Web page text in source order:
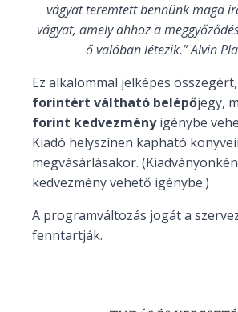
vágyat teremtett bennünk maga
vágyat, amely ahhoz a
ő valóban létezik.” Alvin
Ez alkalommal jelképes összegért,
forintért váltható belépőjegy,
forint kedvezményigénybe
Kiadó helyszínen kapható
megvásárlásakor.
kedvezmény vehető igénybe.)
A programváltozás jogát a
fenntartják.